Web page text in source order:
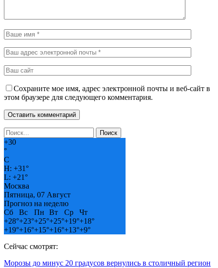
Сохраните мое имя, адрес электронной почты и веб-сайт в
этом браузере для следующего комментария.
+30
°
C
H: +31°
L: +21°
Москва
Пятница, 07 Август
Прогноз на неделю
Сб
Вс Пн Вт Ср
Чт
+28°+23°+25°+25°+19°+18°
+19°+16°+15°+16°+13°+9°
Сейчас смотрят:
Морозы до минус 20 градусов вернулись в столичный регион